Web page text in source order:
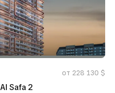
от 228 130 $
Safa 2